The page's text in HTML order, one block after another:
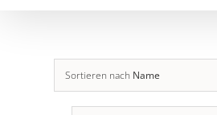
Sortieren nach Name